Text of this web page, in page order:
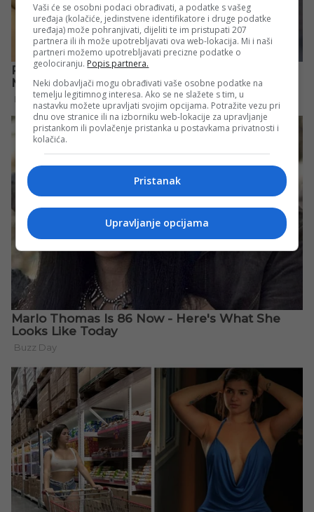
Vaši će se osobni podaci obrađivati, a podatke s vašeg
uređaja (kolačiće, jedinstvene identifikatore i druge podatke
uređaja) može pohranjivati, dijeliti te im pristupati 207
partnera ili ih može upotrebljavati ova web-lokacija. Mi i naši
partneri možemo upotrebljavati precizne podatke o
geolociranju. Popis partnera.
Neki dobavljači mogu obrađivati vaše osobne podatke na
temelju legitimnog interesa. Ako se ne slažete s tim, u
nastavku možete upravljati svojim opcijama. Potražite vezu pri
dnu ove stranice ili na izborniku web-lokacije za upravljanje
pristankom ili povlačenje pristanka u postavkama privatnosti i
kolačića.
Pristanak
Upravljanje opcijama